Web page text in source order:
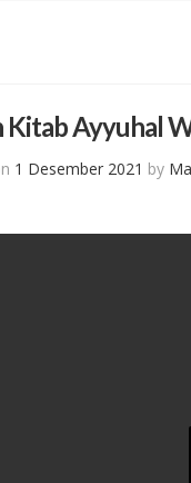
Kitab Ayyuhal
1 Desember 2021 by